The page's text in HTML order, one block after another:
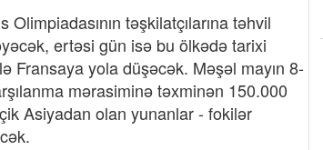
təşkilatçılarına təhvil
ertəsi gün isə bu ölkədə tarixi
Fransaya yola düşəcək. Məşəl mayın 8-
mərasiminə təxminən 150.000
Asiyadan olan yunanlar - fokilər